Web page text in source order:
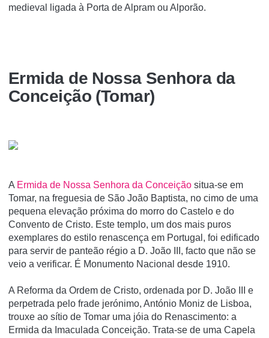
medieval ligada à Porta de Alpram ou Alporão.
Ermida de Nossa Senhora da
Conceição (Tomar)
A Ermida de Nossa Senhora da Conceição situa-se em
Tomar, na freguesia de São João Baptista, no cimo de uma
pequena elevação próxima do morro do Castelo e do
Convento de Cristo. Este templo, um dos mais puros
exemplares do estilo renascença em Portugal, foi edificado
para servir de panteão régio a D. João III, facto que não se
veio a verificar. É Monumento Nacional desde 1910.
A Reforma da Ordem de Cristo, ordenada por D. João III e
perpetrada pelo frade jerónimo, António Moniz de Lisboa,
trouxe ao sítio de Tomar uma jóia do Renascimento: a
Ermida da Imaculada Conceição. Trata-se de uma Capela